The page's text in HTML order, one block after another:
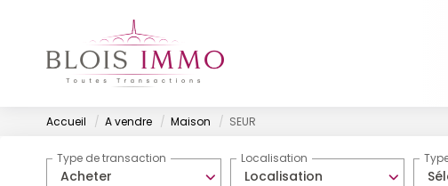
Accueil A vendre Maison SEUR
Acheter
Type de transaction
Localisation
Localisation